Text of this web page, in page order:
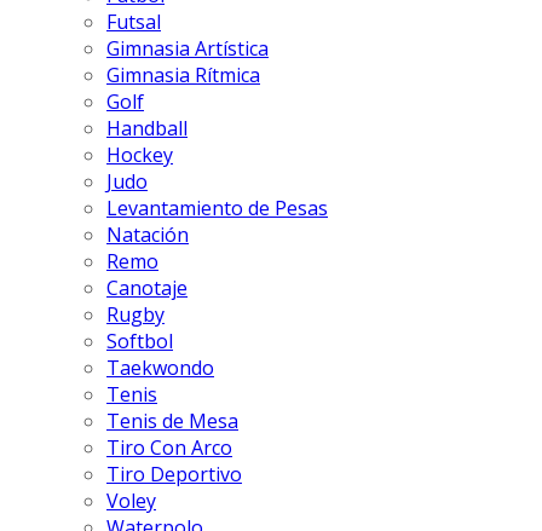
Futsal
Gimnasia Artística
Gimnasia Rítmica
Golf
Handball
Hockey
Judo
Levantamiento de Pesas
Natación
Remo
Canotaje
Rugby
Softbol
Taekwondo
Tenis
Tenis de Mesa
Tiro Con Arco
Tiro Deportivo
Voley